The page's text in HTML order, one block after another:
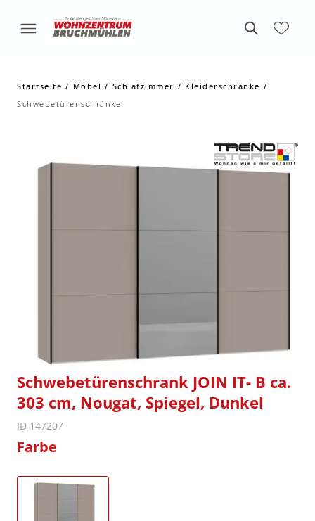
Startseite Möbel Schlafzimmer
Kleiderschränke
Schwebetürenschränke
Schwebetürenschrank JOIN IT- B ca.
303 cm, Nougat, Spiegel, Dunkel
ID 147207
Farbe